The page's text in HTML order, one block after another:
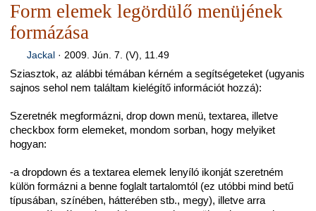
Form elemek legördülő menüjének
formázása
Jackal· 2009. Jún. 7. (V), 11.49
Sziasztok, az alábbi témában kérném a segítségeteket (ugyanis
sajnos sehol nem találtam kielégítő információt hozzá):
Szeretnék megformázni, drop down menü, textarea, illetve
checkbox form elemeket, mondom sorban, hogy melyiket
hogyan:
-a dropdown és a textarea elemek lenyíló ikonját szeretném
külön formázni a benne foglalt tartalomtól (ez utóbbi mind betű
típusában, színében, hátterében stb., megy), illetve arra